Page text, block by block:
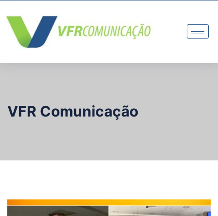
VFR Comunicação